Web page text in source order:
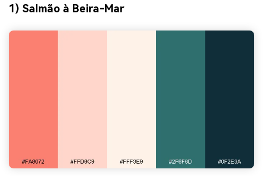
1) Salmão à Beira-Mar